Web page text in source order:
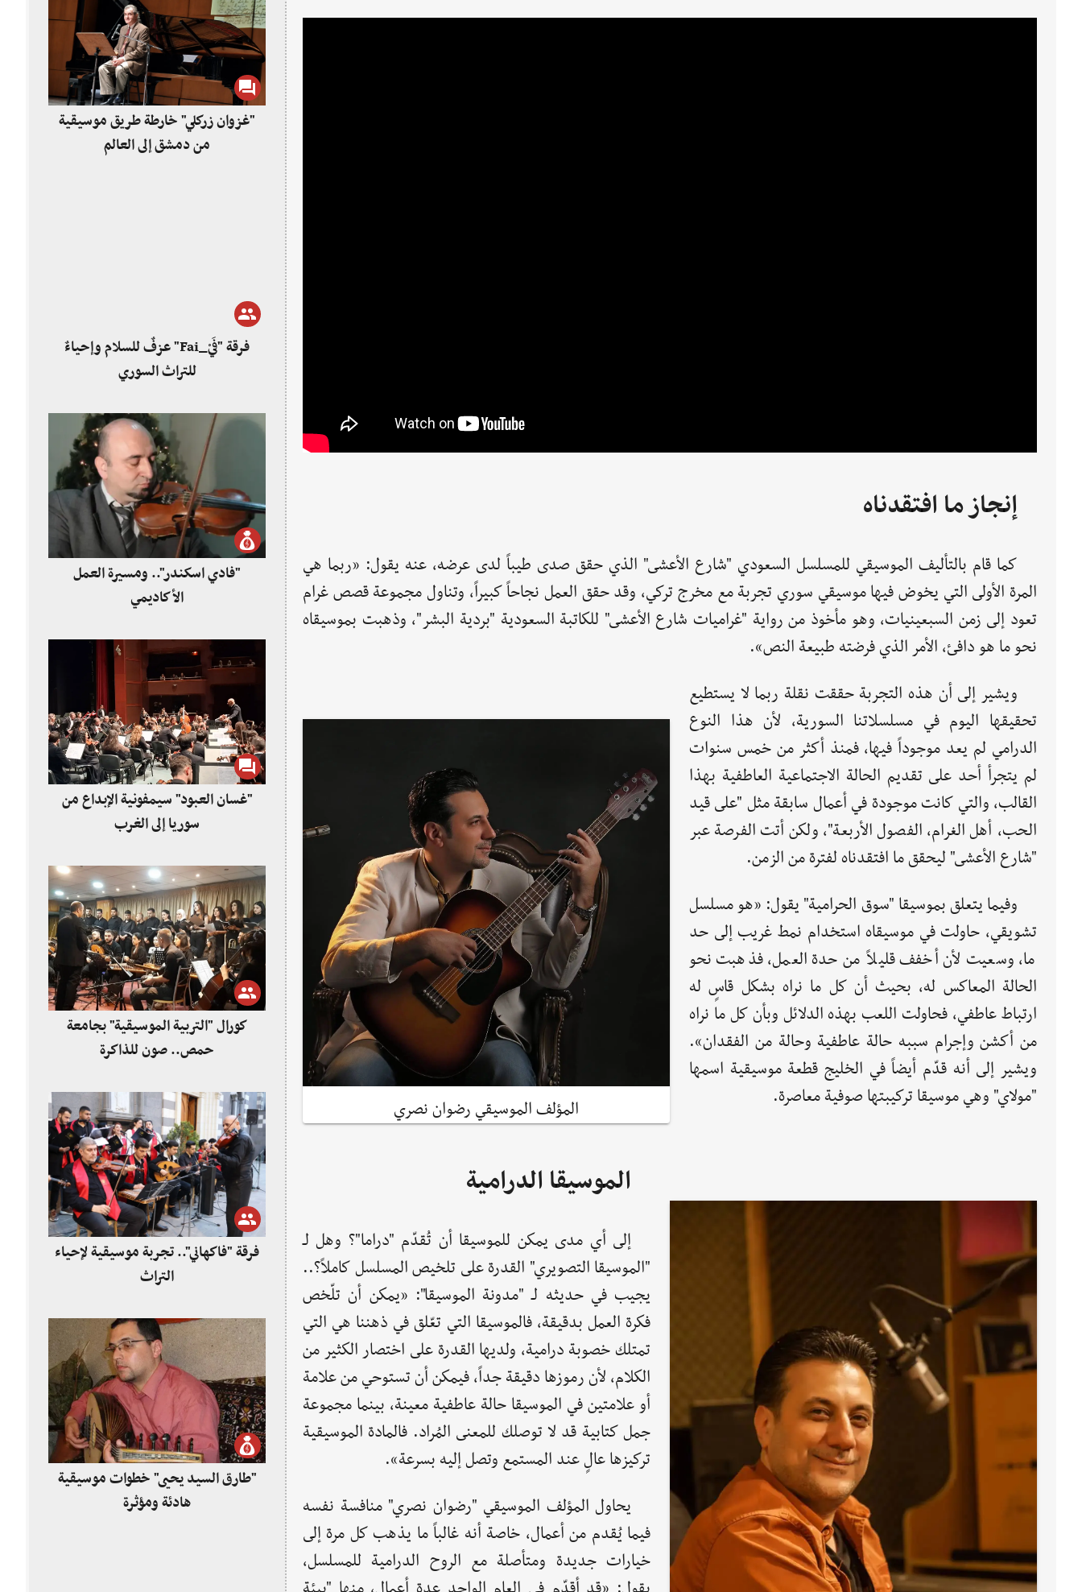
إنجاز ما افتقدناه
كما قام بالتأليف الموسيقي للمسلسل السعودي "شارع الأعشى" الذي حقق صدى طيباً لدى عرضه، عنه يقول: «ربما هي
المرة الأولى التي يخوض فيها موسيقي سوري تجربة مع مخرج تركي، وقد حقق العمل نجاحاً كبيراً، وتناول مجموعة قصص غرام
تعود إلى زمن السبعينيات، وهو مأخوذ من رواية "غراميات شارع الأعشى" للكاتبة السعودية "بردية البشر"، وذهبت بموسيقاه
نحو ما هو دافئ، الأمر الذي فرضته طبيعة النص».
المؤلف الموسيقي رضوان نصري
ويشير إلى أن هذه التجربة حققت نقلة ربما لا يستطيع
تحقيقها اليوم في مسلسلاتنا السورية، لأن هذا النوع
الدرامي لم يعد موجوداً فيها، فمنذ أكثر من خمس سنوات
لم يتجرأ أحد على تقديم الحالة الاجتماعية العاطفية بهذا
القالب، والتي كانت موجودة في أعمال سابقة مثل "على قيد
الحب، أهل الغرام، الفصول الأربعة"، ولكن أتت الفرصة عبر
"شارع الأعشى" ليحقق ما افتقدناه لفترة من الزمن.
وفيما يتعلق بموسيقا "سوق الحرامية" يقول: «هو مسلسل
تشويقي، حاولت في موسيقاه استخدام نمط غريب إلى حد
ما، وسعيت لأن أخفف قليلاً من حدة العمل، فذهبت نحو
الحالة المعاكس له، بحيث أن كل ما نراه بشكل قاسٍ له
ارتباط عاطفي، فحاولت اللعب بهذه الدلائل وبأن كل ما نراه
من أكشن وإجرام سببه حالة عاطفية وحالة من الفقدان».
ويشير إلى أنه قدّم أيضاً في الخليج قطعة موسيقية اسمها
"مولاي" وهي موسيقا تركيبتها صوفية معاصرة.
الموسيقا الدرامية
إلى أي مدى يمكن للموسيقا أن تُقدّم "دراما"؟ وهل لـ
"الموسيقا التصويري" القدرة على تلخيص المسلسل كاملاً؟..
يجيب في حديثه لـ "مدونة الموسيقا": «يمكن أن تلّخص
فكرة العمل بدقيقة، فالموسيقا التي تعّلق في ذهننا هي التي
تمتلك خصوبة درامية، ولديها القدرة على اختصار الكثير من
الكلام، لأن رموزها دقيقة جداً، فيمكن أن تستوحي من علامة
أو علامتين في الموسيقا حالة عاطفية معينة، بينما مجموعة
جمل كتابية قد لا توصلك للمعنى المُراد. فالمادة الموسيقية
تركيزها عالٍ عند المستمع وتصل إليه بسرعة».
يحاول المؤلف الموسيقي "رضوان نصري" منافسة نفسه
فيما يُقدم من أعمال، خاصة أنه غالباً ما يذهب كل مرة إلى
خيارات جديدة ومتأصلة مع الروح الدرامية للمسلسل،
"غزوان زركلي" خارطة طريق موسيقية
من دمشق إلى العالم
فرقة "فَيْ_Fai" عزفٌ للسلام وإحياءٌ
للتراث السوري
"فادي اسكندر".. ومسيرة العمل
الأكاديمي
"غسان العبود" سيمفونية الإبداع من
سوريا إلى الغرب
كورال "التربية الموسيقية" بجامعة
حمص.. صون للذاكرة
فرقة "فاكهاني".. تجربة موسيقية لإحياء
التراث
"طارق السيد يحيى" خطوات موسيقية
هادئة ومؤثرة